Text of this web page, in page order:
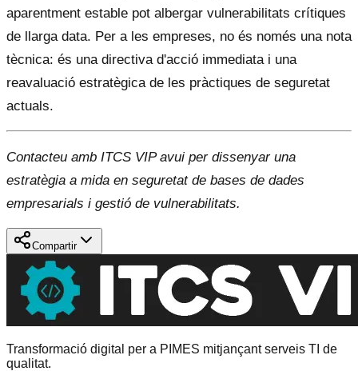
aparentment estable pot albergar vulnerabilitats crítiques
de llarga data. Per a les empreses, no és només una nota
tècnica: és una directiva d'acció immediata i una
reavaluació estratègica de les pràctiques de seguretat
actuals.
Contacteu amb ITCS VIP avui per dissenyar una
estratègia a mida en seguretat de bases de dades
empresarials i gestió de vulnerabilitats.
Compartir
Transformació digital per a PIMES mitjançant serveis TI de
qualitat.